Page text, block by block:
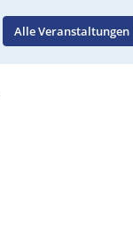
Alle Veranstaltungen